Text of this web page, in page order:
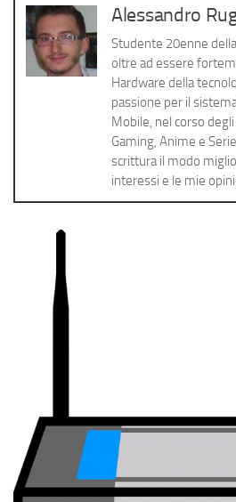
Cerca Alessandro
Studente 20enne
oltre ad essere
Hardware della
passione per il
Mobile, nel corso
Gaming, Anime e
scrittura il modo
interessi e le mie